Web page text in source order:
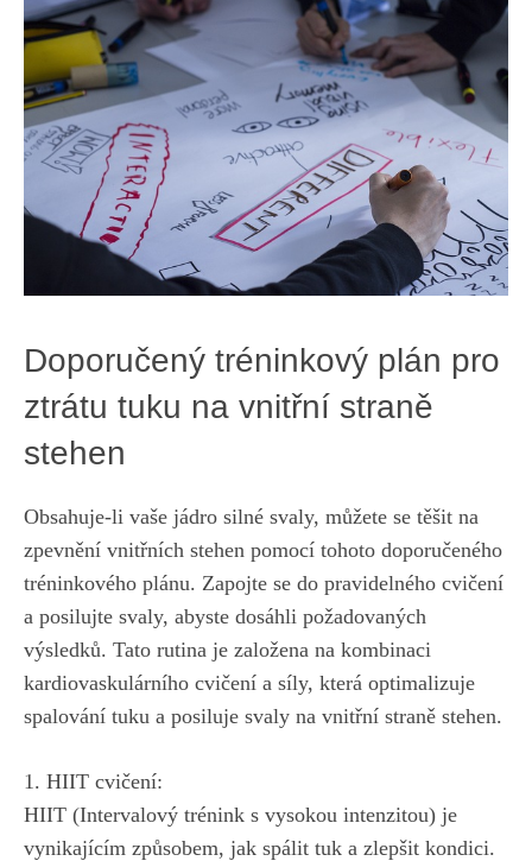
Doporučený⁣ tréninkový plán ⁣pro
ztrátu tuku na⁣ vnitřní straně
stehen
Obsahuje-li ⁣vaše jádro silné svaly, můžete se těšit na
zpevnění vnitřních stehen pomocí tohoto⁤ doporučeného
tréninkového plánu. Zapojte se​ do pravidelného cvičení
a posilujte ⁣svaly, abyste​ dosáhli požadovaných
výsledků. Tato rutina je založena⁢ na kombinaci
kardiovaskulárního cvičení a⁣ síly, která optimalizuje
spalování tuku a posiluje svaly ‌na vnitřní straně stehen.
1. HIIT cvičení:
HIIT (Intervalový trénink s vysokou intenzitou)⁤ je
vynikajícím ​způsobem, ‍jak spálit tuk a zlepšit kondici.